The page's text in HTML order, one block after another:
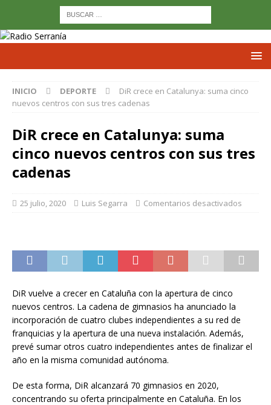
INICIO DEPORTE
DiR crece en Catalunya: suma cinco
nuevos centros con sus tres cadenas
DiR crece en Catalunya: suma
cinco nuevos centros con sus tres
cadenas
25 julio, 2020 Luis Segarra Comentarios desactivados
DiR vuelve a crecer en Cataluña con la apertura de cinco
nuevos centros. La cadena de gimnasios ha anunciado la
incorporación de cuatro clubes independientes a su red de
franquicias y la apertura de una nueva instalación. Además,
prevé sumar otros cuatro independientes antes de finalizar el
año en la misma comunidad autónoma.
De esta forma, DiR alcanzará 70 gimnasios en 2020,
concentrando su oferta principalmente en Cataluña. En los